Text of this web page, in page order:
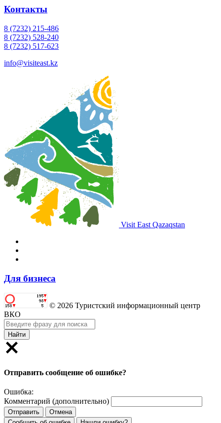
Контакты
8 (7232) 215-486
8 (7232) 528-240
8 (7232) 517-623
info@visiteast.kz
Visit East Qazaqstan
Для бизнеса
© 2026 Туристский информационный центр
ВКО
Найти
Отправить сообщение об ошибке?
Ошибка:
Комментарий (дополнительно)
Отправить
Отмена